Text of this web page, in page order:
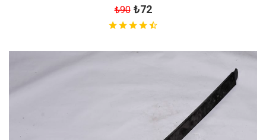
₺90 ₺72